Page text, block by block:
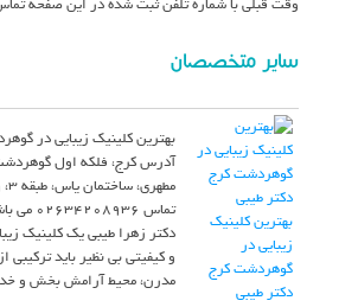
وقت قبلی با شماره تلفن ثبت شده در این صفحه
سایر متخصصان
بهترین کلینیک
زیبایی در
گوهردشت کرج
دکتر طیبی
بهترین کلینیک زیبایی در
آدرس کرج، فلکه اول
تماس
دکتر زهرا طیبی یک کلینیک
و کیفیتی بی نظیر باید
مدرن، محیط آرامش ­بخش و